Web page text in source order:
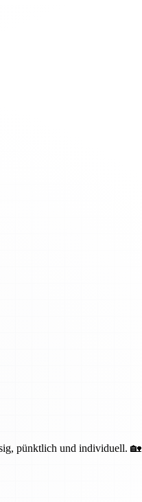
pünktlich und individuell. 🏡